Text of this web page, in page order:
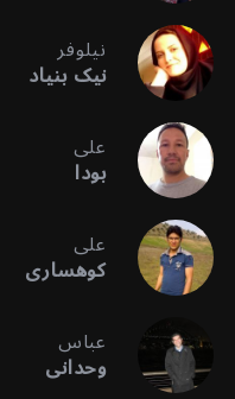
نیلوفر
نیک بنیاد
علی
بودا
علی
کوهساری
عباس
وحدانی